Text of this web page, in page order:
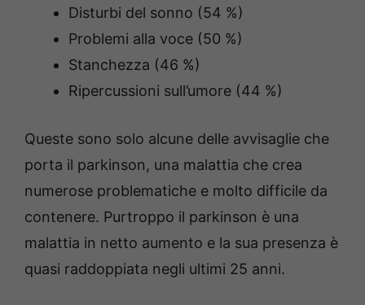
Disturbi del sonno (54 %)
Problemi alla voce (50 %)
Stanchezza (46 %)
Ripercussioni sull’umore (44 %)
Queste sono solo alcune delle avvisaglie che
porta il parkinson, una malattia che crea
numerose problematiche e molto difficile da
contenere. Purtroppo il parkinson è una
malattia in netto aumento e la sua presenza è
quasi raddoppiata negli ultimi 25 anni.